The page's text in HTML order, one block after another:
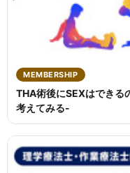
MEMBERSHIP
THA術後にSEXはできる
考えてみる-